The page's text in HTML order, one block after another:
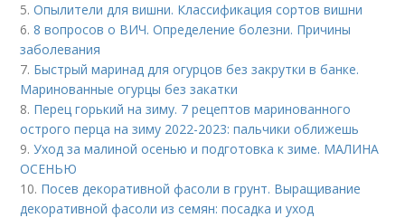
5.Опылители для вишни. Классификация сортов вишни
6.8 вопросов о ВИЧ. Определение болезни. Причины
заболевания
7. Быстрый маринад для огурцов без закрутки в банке.
Маринованные огурцы без закатки
8. Перец горький на зиму. 7 рецептов маринованного
острого перца на зиму 2022-2023: пальчики оближешь
9.Уход за малиной осенью и подготовка к зиме. МАЛИНА
ОСЕНЬЮ
10. Посев декоративной фасоли в грунт. Выращивание
декоративной фасоли из семян: посадка и уход